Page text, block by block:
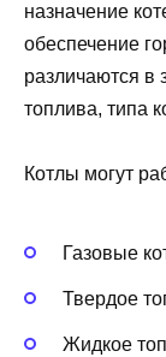
назначение
обеспечение
различаются в
топлива, типа
Котлы могут
Газовые
Твердое
Жидкое